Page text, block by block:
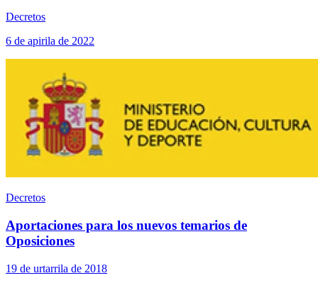
Decretos
6 de apirila de 2022
Decretos
Aportaciones para los nuevos temarios de
Oposiciones
19 de urtarrila de 2018